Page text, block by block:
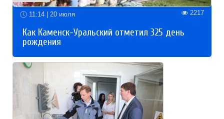
11:14 | 20 июля 2217
Как Каменск-Уральский отметил 325 день
рождения